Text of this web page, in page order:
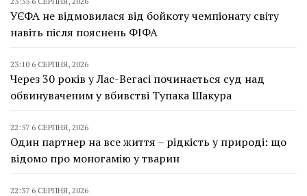
УЄФА не відмовилася від бойкоту чемпіонату світу
навіть після пояснень ФІФА
23:10 6 СЕРПНЯ, 2026
Через 30 років у Лас-Вегасі починається суд над
обвинуваченим у вбивстві Тупака Шакура
22:57 6 СЕРПНЯ, 2026
Один партнер на все життя – рідкість у природі: що
відомо про моногамію у тварин
22:37 6 СЕРПНЯ, 2026